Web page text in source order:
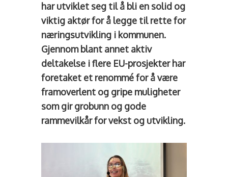
har utviklet seg til å bli en solid og
viktig aktør for å legge til rette for
næringsutvikling i kommunen.
Gjennom blant annet aktiv
deltakelse i flere EU-prosjekter har
foretaket et renommé for å være
framoverlent og gripe muligheter
som gir grobunn og gode
rammevilkår for vekst og utvikling.